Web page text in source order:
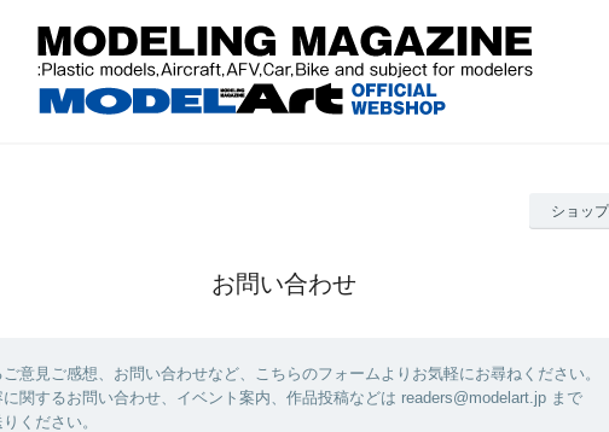
ショッ
お問い合わせ
意見ご感想、お問い合わせなど、こちらのフォームよりお気軽にお尋ねください。
関するお問い合わせ、イベント案内、作品投稿などは readers@modelart.jp まで
ください。